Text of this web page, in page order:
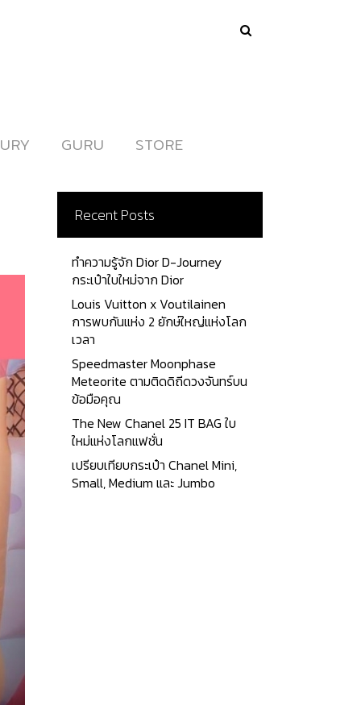
GURU
GURU STORE
STORE
Recent Posts
ทำความรู้จัก Dior D-Journey
กระเป๋าใบใหม่จาก Dior
Louis Vuitton x Voutilainen
การพบกันแห่ง 2 ยักษ์ใหญ่แห่งโลก
เวลา
Speedmaster Moonphase
Meteorite ตามติดดิถีดวงจันทร์บน
ข้อมือคุณ
The New Chanel 25 IT BAG ใบ
ใหม่แห่งโลกแฟชั่น
เปรียบเทียบกระเป๋า Chanel Mini,
Small, Medium และ Jumbo